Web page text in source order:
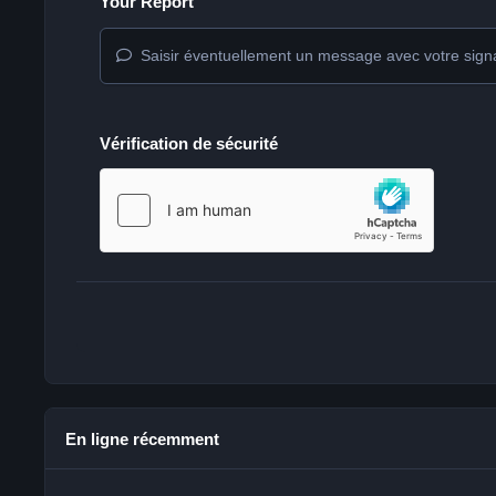
Saisir éventuellement un message avec votre
Vérification de sécurité
En ligne récemment